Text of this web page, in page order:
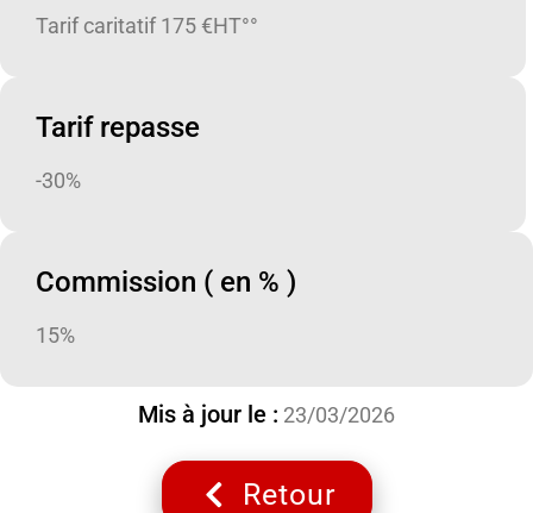
Tarif caritatif 175 €HT°°
Tarif repasse
-30%
Commission ( en % )
15%
Mis à jour le : 23/03/2026
Retour